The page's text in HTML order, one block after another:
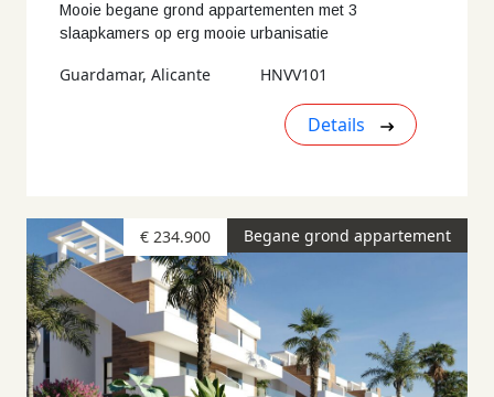
Mooie begane grond appartementen met 3
slaapkamers op erg mooie urbanisatie
Guardamar, Alicante HNVV101
Details
Begane grond appartement
€ 234.900